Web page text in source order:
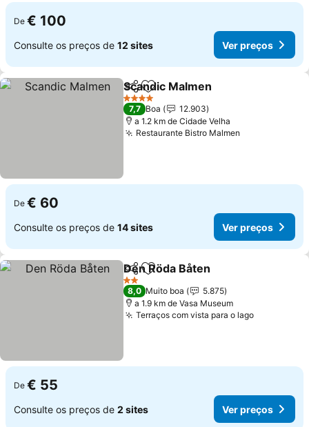
De € 100
Consulte os preços de 12 sites Ver preços
PartilharAdicionar aos favoritos
Scandic Malmen
4 Estrelas
7,7 Boa
12.903
a 1.2 km de Cidade Velha
Restaurante Bistro Malmen
De € 60
Consulte os preços de 14 sites Ver preços
PartilharAdicionar aos favoritos
Den Röda Båten
2 Estrelas
8,0 Muito boa
5.875
a 1.9 km de Vasa Museum
Terraços com vista para o lagoVer
De € 55
Consulte os preços de 2 sites Ver preços